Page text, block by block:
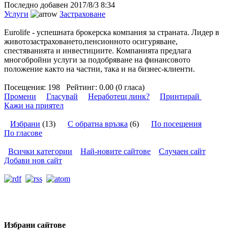
Последно добавен 2017/8/3 8:34
Услуги
Застраховане
Eurolife - успешната брокерска компания за страната. Лидер в
животозастраховането,пенсионното осигуряване,
спестяванията и инвестициите. Компанията предлага
многобройни услуги за подобряване на финансовото
положение както на частни, така и на бизнес-клиенти.
Посещения: 198 Рейтинг: 0.00 (0 гласа)
Промени
Гласувай Неработещ линк?
Принтирай
Кажи на приятел
Избрани (13) С обратна връзка (6) По посещения
По гласове
Всички категории Най-новите сайтове
Случаен сайт
Добави нов сайт
Избрани сайтове